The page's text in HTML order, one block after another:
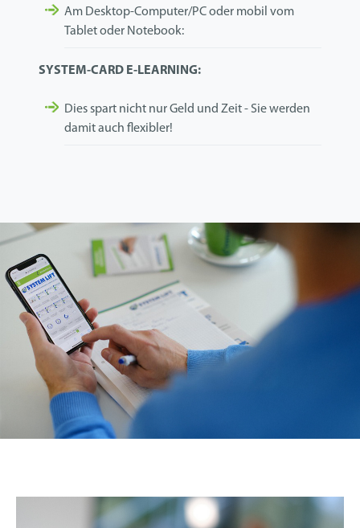
Am Desktop-Computer/PC oder mobil vom
Tablet oder Notebook:
SYSTEM-CARD E-LEARNING:
Dies spart nicht nur Geld und Zeit - Sie werden
damit auch flexibler!